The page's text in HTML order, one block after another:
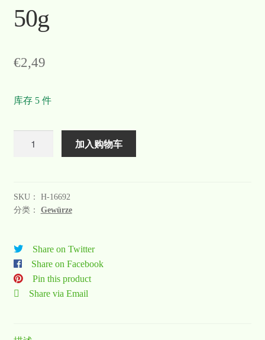
50g
€2,49
库存 5 件
加入购物车
SKU： H-16692
分类： Gewürze
Share on Twitter
Share on Facebook
Pin this product
Share via Email